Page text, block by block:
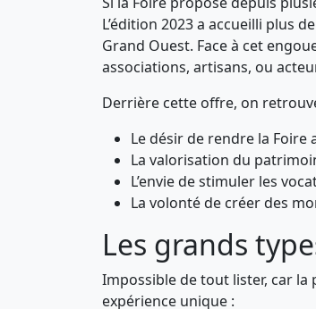
L’édition 2023 a accueilli plus de
Grand Ouest. Face à cet
associations, artisans, ou
Derrière cette offre, on
Le désir de rendre la
La valorisation du
L’envie de stimuler les
La volonté de créer des
Les grands
Impossible de tout lister, car
expérience unique :